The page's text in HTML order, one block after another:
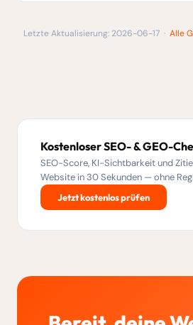
Letzte Aktualisierung: 2026-06-17 · Alle
Kostenloser SEO- & GEO-
SEO-Score, KI-Sichtbarkeit und
Website in 30 Sekunden — ohne
Jetzt kostenlos prüfen